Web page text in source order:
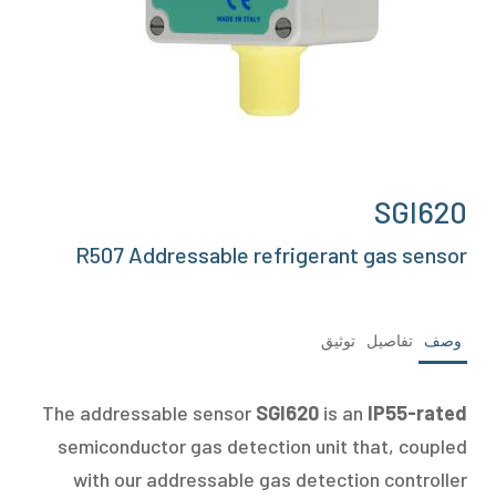
SGI620
R507 Addressable refrigerant gas sensor
وصف تفاصيل توثيق
The addressable sensor SGI620 is an IP55-rated
semiconductor gas detection unit that, coupled
with our addressable gas detection controller